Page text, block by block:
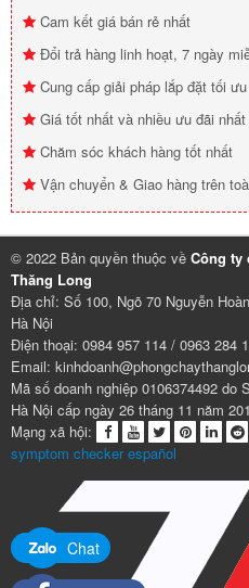
Cam kết giá bán rẻ nhất
Đổi trả hàng linh hoạt, 7 ngày
Cung cấp giải pháp lắp đặt tối ưu
Giá tốt nhất và nhiều ưu đãi nhất
Chăm sóc khách hàng tốt nhất
Vận chuyển & Giao hàng trên
© 2022 Bản quyền thuộc về Công ty
Thăng Long
Địa chỉ: Số 100, Ngõ 70 Nguyễn
Hà Nội
Điện thoại: 0984 957 114 / 0963 284
Email:
Mã số doanh nghiệp 0106374492
Hà Nội cấp ngày 26 tháng 11 năm
Mạng xã hội:
symptom checker español
Chat